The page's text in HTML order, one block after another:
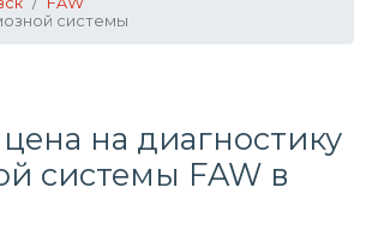
системы
на диагностику
системы FAW в